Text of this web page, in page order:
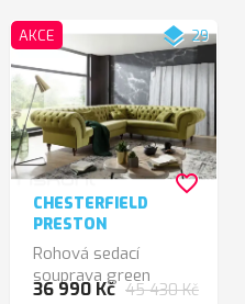
AKCE layers29
CHESTERFIELD
PRESTON
Rohová sedací
souprava green
36 990 Kč 45 430 Kč
favorite_border